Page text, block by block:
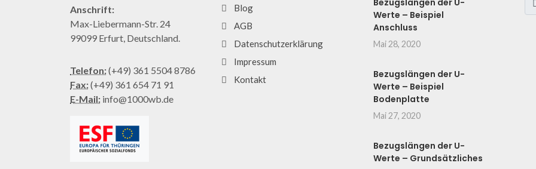
Anschrift:
Max-Liebermann-Str. 24
99099 Erfurt, Deutschland.
Telefon:(+49) 361 5504 8786
Fax:(+49) 361 654 71 91
E-Mail: info@1000wb.de
Blog
AGB
Datenschutzerklärung
Impressum
Kontakt
Bezugslängen der U-
Werte – Beispiel
Anschluss
Mai 28, 2020
Bezugslängen der U-
Werte – Beispiel
Bodenplatte
Mai 27, 2020
Bezugslängen der U-
Werte – Grundsätzliches